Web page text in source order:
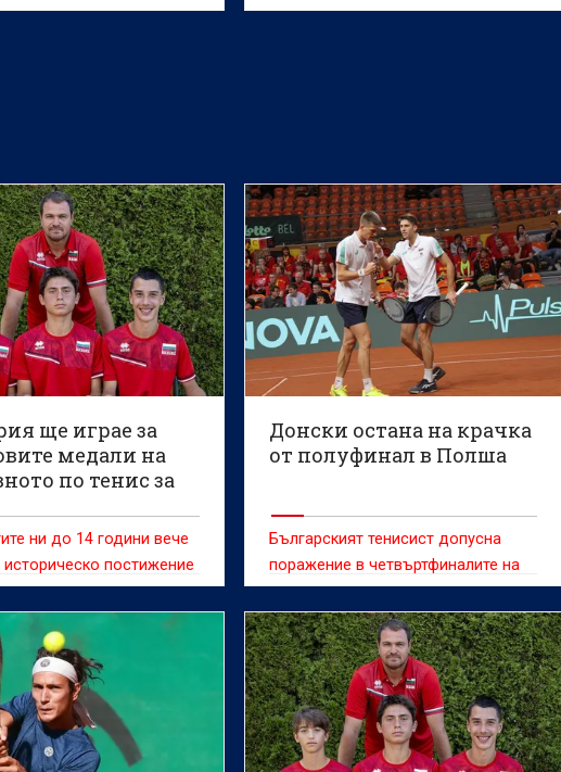
напред на двойки
отпадна във втория кръг на
ще играе за
медали на
по тенис за
ни до 14 години вече
историческо постижение
Донски остана на крачка
от полуфинал в Полша
Българският тенисист допусна
поражение в четвъртфиналите на
сингъл на турнир по тенис от
сериите "Чалънджър"